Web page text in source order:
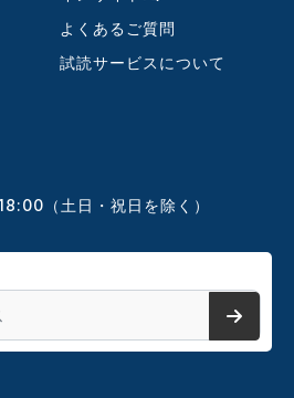
よくあるご質問
試読サービスについて
（土日・祝日を除く）